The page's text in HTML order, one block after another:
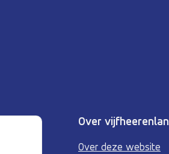
Over
Over deze website